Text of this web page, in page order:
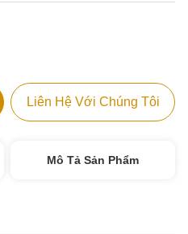
Liên Hệ Với Chúng Tôi
Mô Tả Sản Phẩm